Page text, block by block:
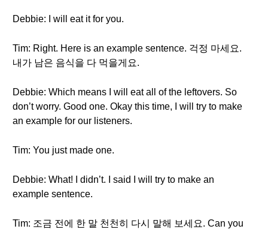
Debbie: I will eat it for you.
Tim: Right. Here is an example sentence. 걱정 마세요.
내가 남은 음식을 다 먹을게요.
Debbie: Which means I will eat all of the leftovers. So
don’t worry. Good one. Okay this time, I will try to make
an example for our listeners.
Tim: You just made one.
Debbie: What! I didn’t. I said I will try to make an
example sentence.
Tim: 조금 전에 한 말 천천히 다시 말해 보세요. Can you